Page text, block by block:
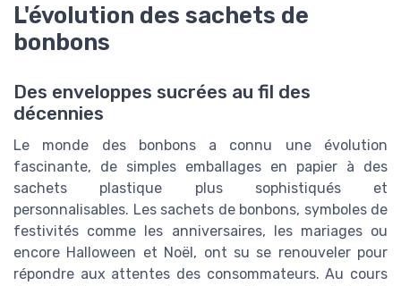
L'évolution des sachets de
bonbons
Des enveloppes sucrées au fil des
décennies
Le monde des bonbons a connu une évolution
fascinante, de simples emballages en papier à des
sachets plastique plus sophistiqués et
personnalisables. Les sachets de bonbons, symboles de
festivités comme les anniversaires, les mariages ou
encore Halloween et Noël, ont su se renouveler pour
répondre aux attentes des consommateurs. Au cours